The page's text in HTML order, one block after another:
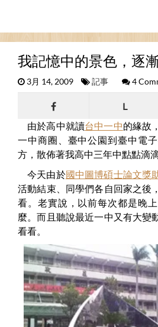
我記憶中的景色，逐
3月 14, 2009 記事 4
L
由於高中就讀台中一中的緣故
一中商圈、臺中公園到臺中電
方，散佈著我高中三年中點點滴滴
今天由於國中圖博碩士論文獎
活動結束、同學們各自回家之後
看。老實說，以前每次都是晚
麼。而且聽說最近一中又有大變
看看。